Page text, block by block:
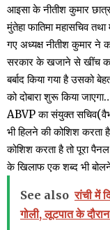
आइसा के नीतीश कुमार
मुंतेहा फातिमा महासचिव
गए अध्यक्ष नीतीश कुमार ने
सरकार के खजाने से खींच
बर्बाद किया गया है उसको
को दोबारा शुरू किया
ABVP का संयुक्त
भी हिलने की कोशिश करता
कोशिश करता है तो पूरा
के खिलाफ एक शब्द भी
See also रांची में
गोली, लूटपात के